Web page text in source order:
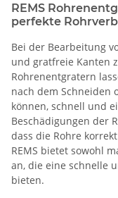
REMS
perfekte
Bei der Bearbeitung
und gratfreie Kanten
Rohrenentgratern
nach dem Schneiden
können, schnell und
Beschädigungen der
dass die Rohre
REMS bietet sowohl
an, die eine schnelle
bieten.